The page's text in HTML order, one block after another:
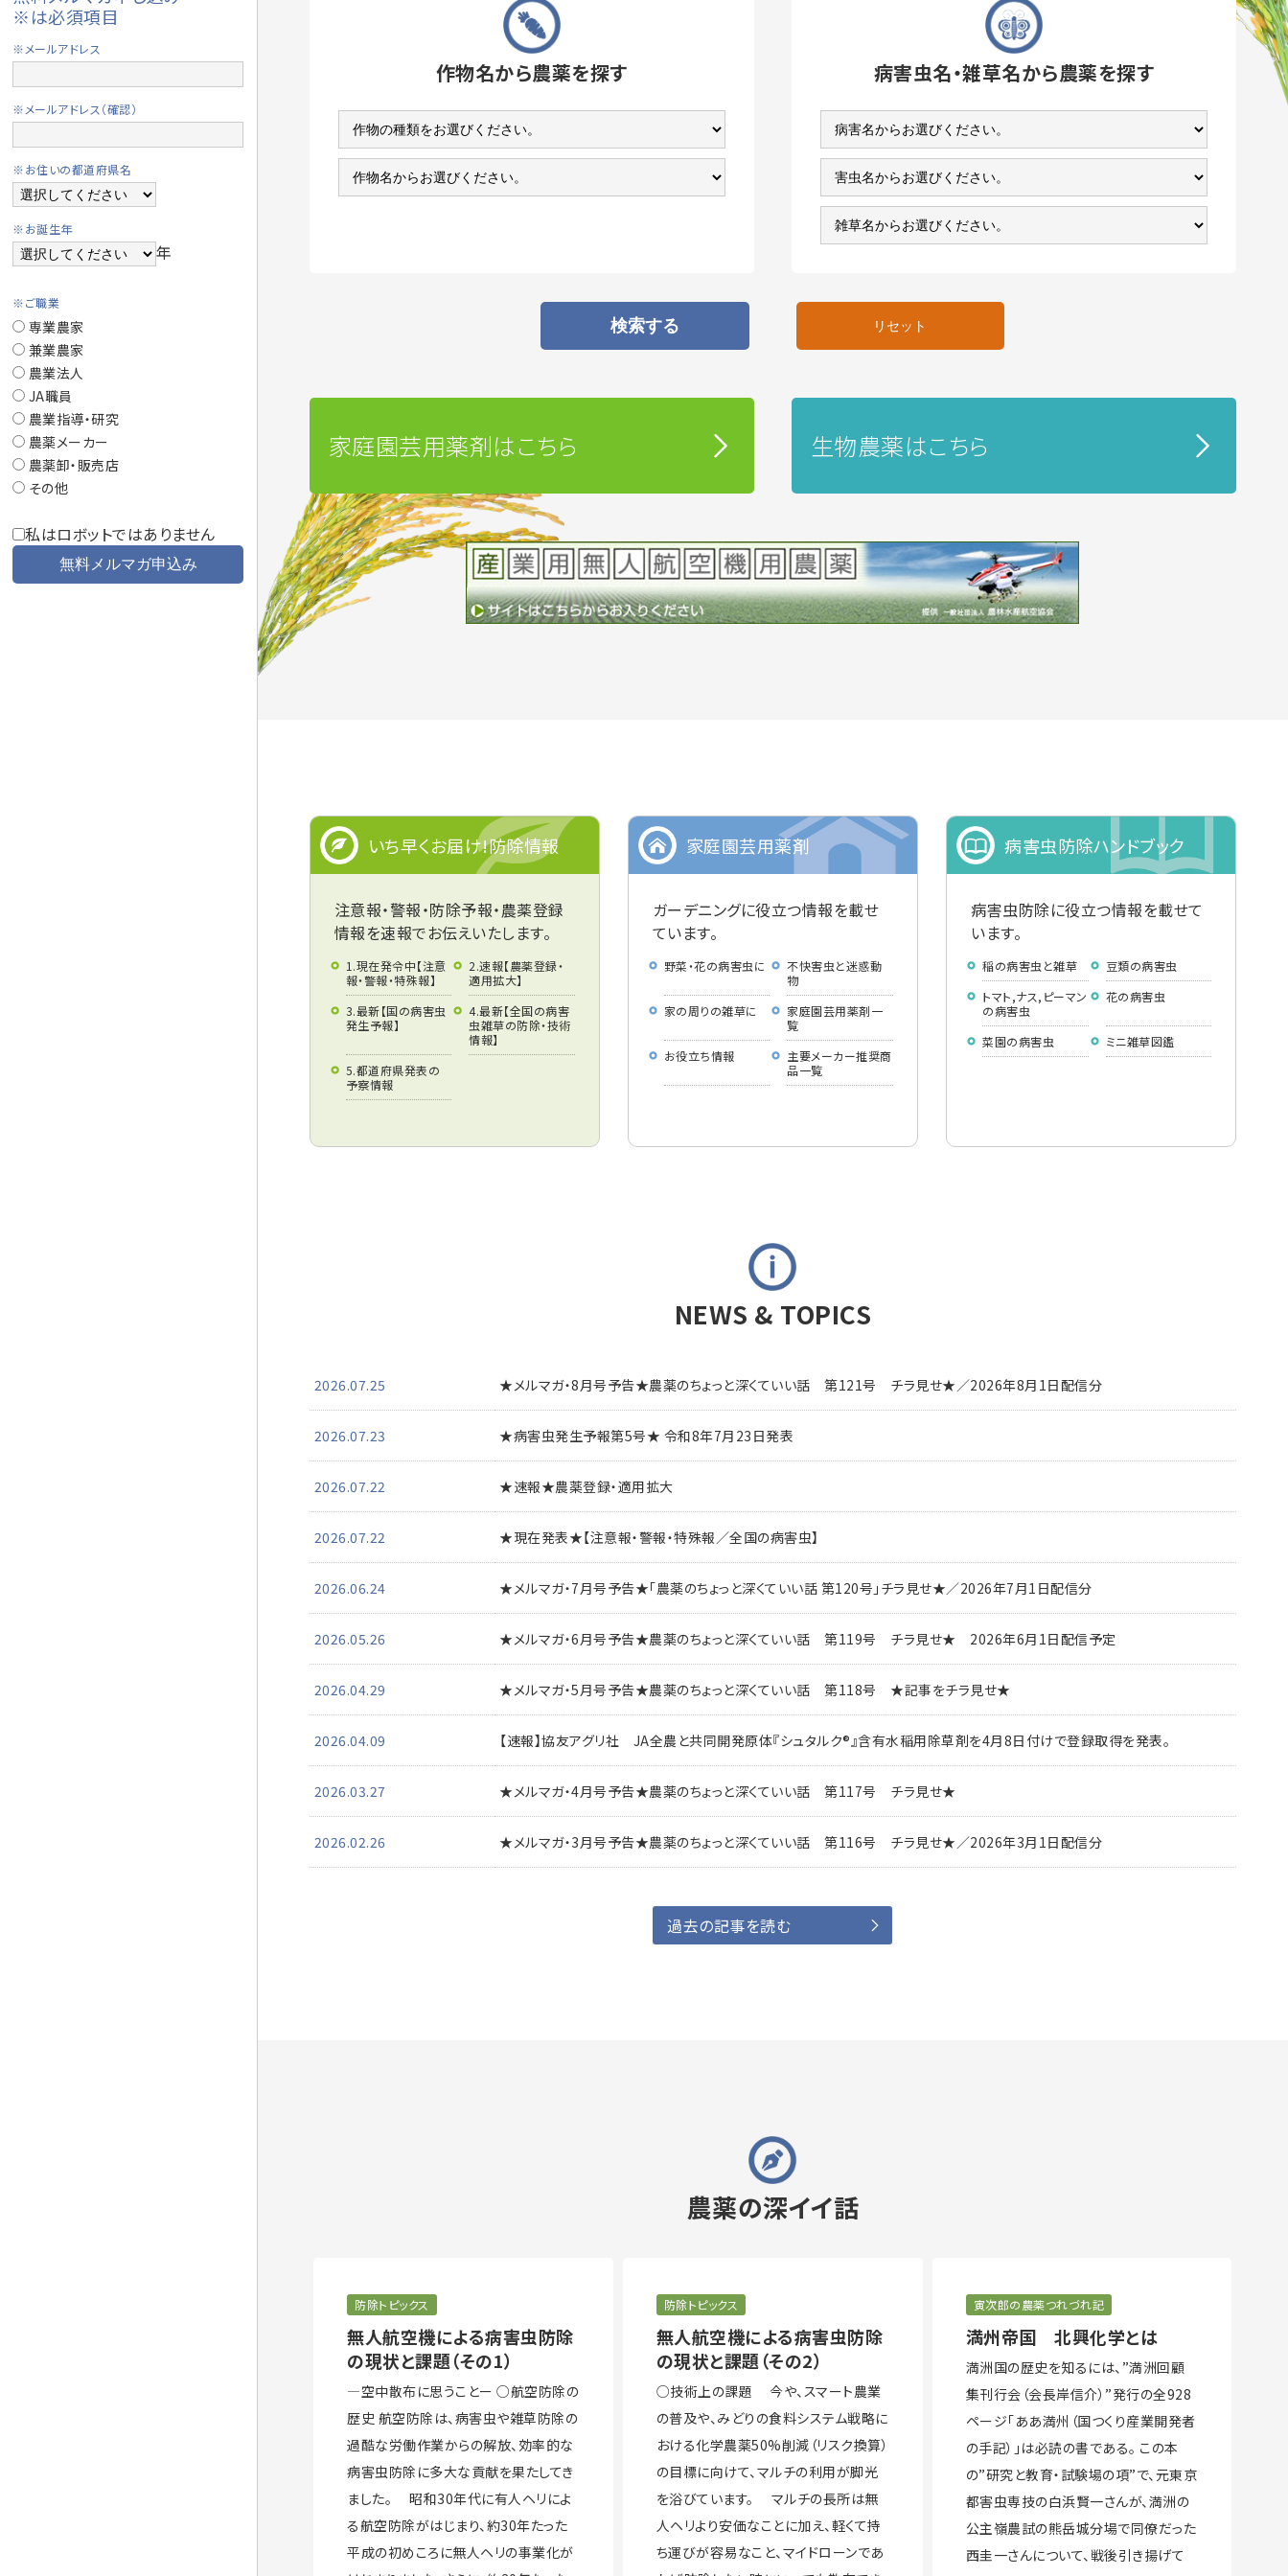
※は必須項目
※メールアドレス
※メールアドレス（確認）
※お住いの都道府県名
※お誕生年
年
※ご職業
専業農家
兼業農家
農業法人
JA職員
農業指導・研究
農薬メーカー
農薬卸・販売店
その他
私はロボットではありません
作物名から農薬を探す 病害虫名・雑草名から農薬を探す
家庭園芸用薬剤はこちら 生物農薬はこちら
いち早くお届け!防除情報
注意報・警報・防除予報・農薬登録
情報を速報でお伝えいたします。
1.現在発令中【注意
報・警報・特殊報】
2.速報【農薬登録・
適用拡大】
3.最新【国の病害虫
発生予報】
4.最新【全国の病害
虫雑草の防除・技術
情報】
5.都道府県発表の
予察情報
家庭園芸用薬剤
ガーデニングに役立つ情報を載せ
ています。
野菜・花の病害虫に
不快害虫と迷惑動
物
家の周りの雑草に
家庭園芸用薬剤一
覧
お役立ち情報
主要メーカー推奨商
品一覧
病害虫防除ハンドブック
病害虫防除に役立つ情報を載せて
います。
稲の病害虫と雑草
豆類の病害虫
トマト,ナス,ピーマン
の病害虫
花の病害虫
菜園の病害虫 ミニ雑草図鑑
NEWS & TOPICS
2026.07.25 ★メルマガ・8月号予告★農薬のちょっと深くていい話 第121号 チラ見せ★／2026年8月1日配信分
2026.07.23 ★病害虫発生予報第5号★ 令和8年7月23日発表
2026.07.22 ★速報★農薬登録・適用拡大
2026.07.22 ★現在発表★【注意報・警報・特殊報／全国の病害虫】
2026.06.24 ★メルマガ・7月号予告★「農薬のちょっと深くていい話 第120号」チラ見せ★／2026年7月1日配信分
2026.05.26 ★メルマガ・6月号予告★農薬のちょっと深くていい話 第119号 チラ見せ★ 2026年6月1日配信予定
2026.04.29 ★メルマガ・5月号予告★農薬のちょっと深くていい話 第118号 ★記事をチラ見せ★
2026.04.09 【速報】協友アグリ社 JA全農と共同開発原体『シュタルク®』含有水稲用除草剤を4月8日付けで登録取得を発表。
2026.03.27 ★メルマガ・4月号予告★農薬のちょっと深くていい話 第117号 チラ見せ★
2026.02.26 ★メルマガ・3月号予告★農薬のちょっと深くていい話 第116号 チラ見せ★／2026年3月1日配信分
過去の記事を読む
農薬の深イイ話
防除トピックス
無人航空機による病害虫防除
の現状と課題（その1）
―空中散布に思うことー ○航空防除の
歴史 航空防除は、病害虫や雑草防除の
過酷な労働作業からの解放、効率的な
病害虫防除に多大な貢献を果たしてき
ました。 昭和30年代に有人ヘリによ
る航空防除がはじまり、約30年たった
平成の初めころに無人ヘリの事業化が
防除トピックス
無人航空機による病害虫防除
の現状と課題（その2）
○技術上の課題 今や、スマート農業
の普及や、みどりの食料システム戦略に
おける化学農薬50%削減（リスク換算）
の目標に向けて、マルチの利用が脚光
を浴びています。 マルチの長所は無
人ヘリより安価なことに加え、軽くて持
ち運びが容易なこと、マイドローンであ
寅次郎の農薬つれづれ記
満州帝国 北興化学とは
満洲国の歴史を知るには、”満洲回顧
集刊行会（会長岸信介）”発行の全928
ページ「ああ満州（国つくり産業開発者
の手記）」は必読の書である。 この本
の”研究と教育・試験場の項”で、元東京
都害虫専技の白浜賢一さんが、満洲の
公主嶺農試の熊岳城分場で同僚だった
西圭一さんについて、戦後引き揚げて